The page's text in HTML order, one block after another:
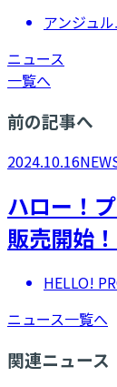
アンジュ
ニュース
一覧へ
前の記事へ
2024.10.16
ハロー！
販売開始！
HELLO!
ニュース一覧へ
関連ニュース